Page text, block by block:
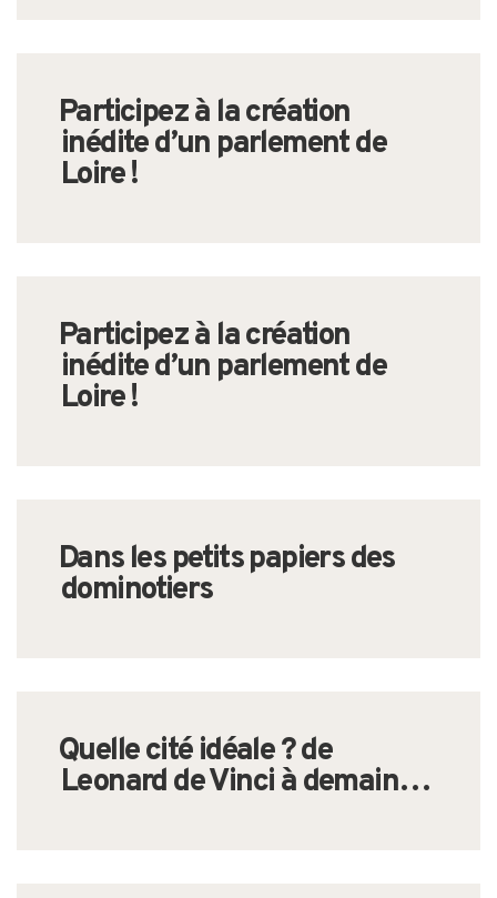
Participez à la création
inédite d’un parlement de
Loire !
Participez à la création
inédite d’un parlement de
Loire !
Dans les petits papiers des
dominotiers
Quelle cité idéale ? de
Leonard de Vinci à demain…